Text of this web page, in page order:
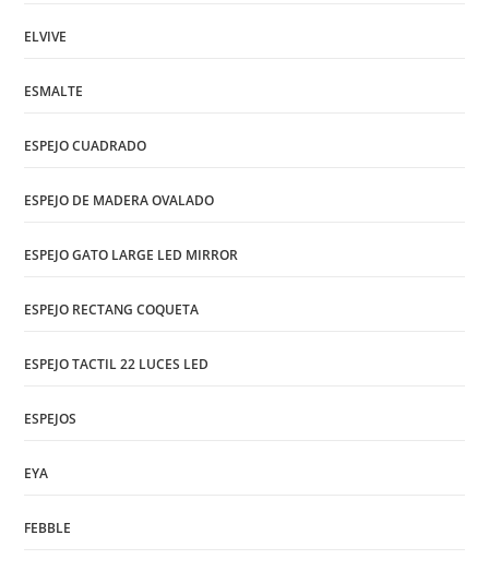
ELVIVE
ESMALTE
ESPEJO CUADRADO
ESPEJO DE MADERA OVALADO
ESPEJO GATO LARGE LED MIRROR
ESPEJO RECTANG COQUETA
ESPEJO TACTIL 22 LUCES LED
ESPEJOS
EYA
FEBBLE